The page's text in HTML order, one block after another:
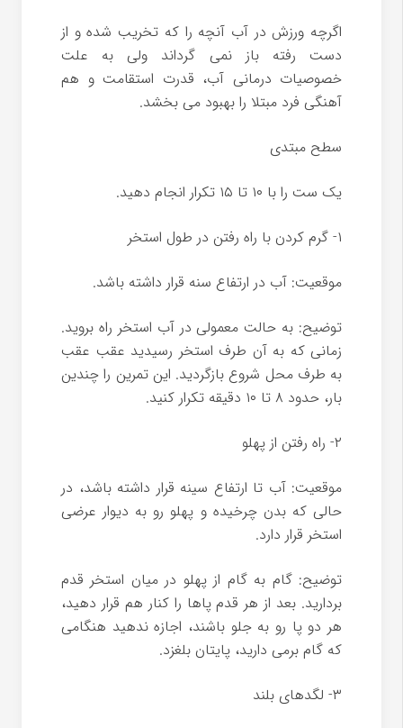
اگرچه ورزش در آب آنچه را که تخریب شده و از
دست رفته باز نمی گرداند ولی به علت
خصوصیات درمانی آب، قدرت استقامت و هم
آهنگی فرد مبتلا را بهبود می بخشد.
سطح مبتدی
یک ست را با ۱۰ تا ۱۵ تکرار انجام دهید.
۱- گرم کردن با راه رفتن در طول استخر
موقعیت: آب در ارتفاع سنه قرار داشته باشد.
توضیح: به حالت معمولی در آب استخر راه بروید.
زمانی که به آن طرف استخر رسیدید عقب عقب
به طرف محل شروع بازگردید. این تمرین را چندین
بار، حدود ۸ تا ۱۰ دقیقه تکرار کنید.
۲- راه رفتن از پهلو
موقعیت: آب تا ارتفاع سینه قرار داشته باشد، در
حالی که بدن چرخیده و پهلو رو به دیوار عرضی
استخر قرار دارد.
توضیح: گام به گام از پهلو در میان استخر قدم
بردارید. بعد از هر قدم پاها را کنار هم قرار دهید،
هر دو پا رو به جلو باشند، اجازه ندهید هنگامی
که گام برمی دارید، پایتان بلغزد.
۳- لگدهای بلند